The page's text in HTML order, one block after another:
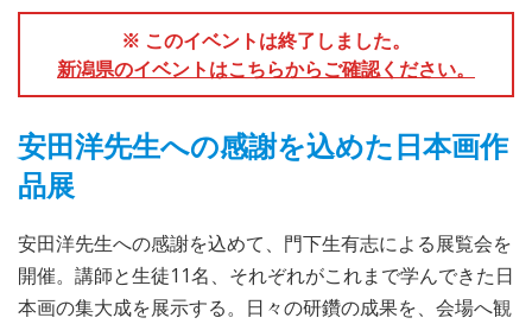
※ このイベントは終了しました。
新潟県のイベントはこちらからご確認ください。
安田洋先生への感謝を込めた日本画作
品展
安田洋先生への感謝を込めて、門下生有志による展覧会を
開催。講師と生徒11名、それぞれがこれまで学んできた日
本画の集大成を展示する。日々の研鑽の成果を、会場へ観